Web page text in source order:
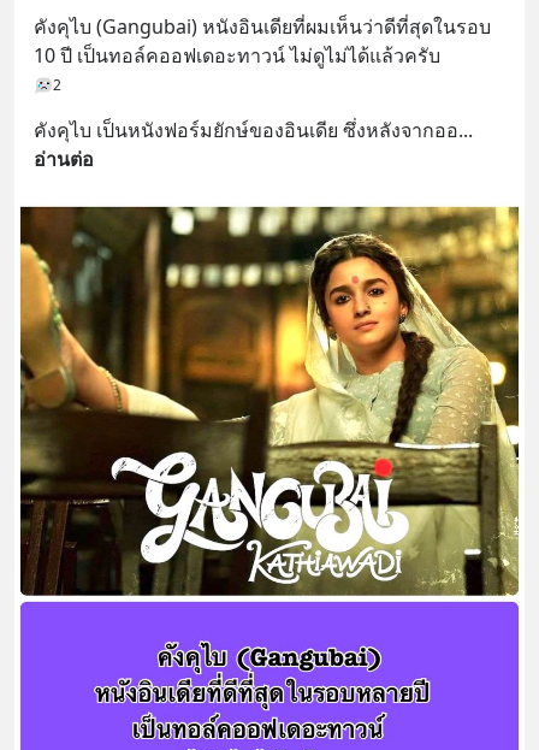
คังคุไบ (Gangubai) หนังอินเดียที่ผมเห็นว่าดีที่สุดในรอบ
10 ปี เป็นทอล์คออฟเดอะทาวน์ ไม่ดูไม่ได้แล้วครับ
2
คังคุไบ เป็นหนังฟอร์มยักษ์ของอินเดีย ซึ่งหลังจากออ
อ่านต่อ